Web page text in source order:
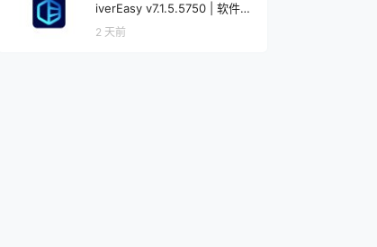
iverEasy v7.1.5.5750 | 软件个
锤子 | R1521
2 天前